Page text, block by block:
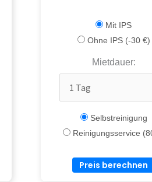
Mit IPS
Ohne IPS (-30 €)
Mietdauer:
Selbstreinigung
Reinigungsservice
Preis berechnen